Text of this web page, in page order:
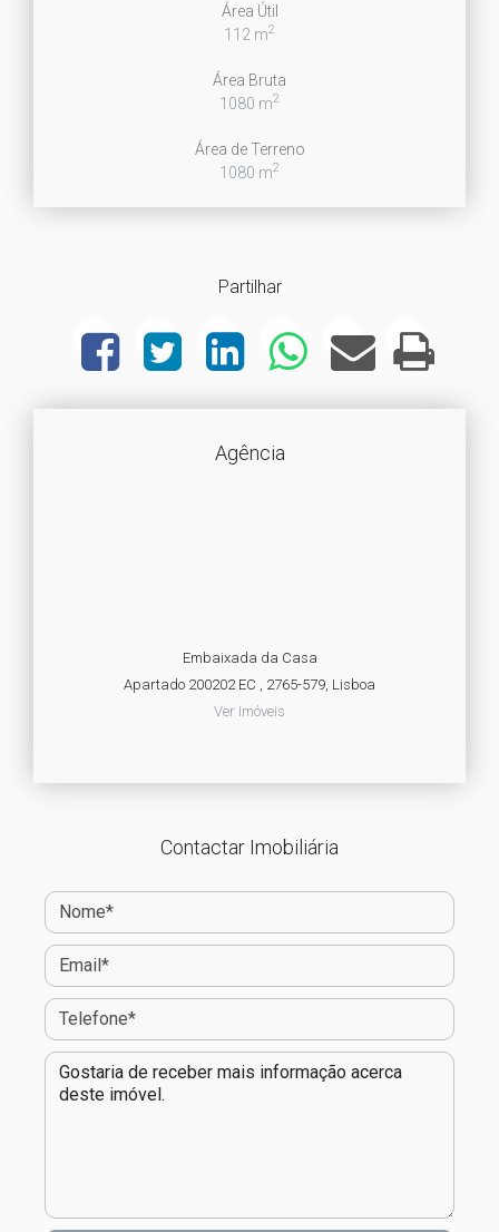
Área Útil
112 m2
Área Bruta
1080 m2
Área de Terreno
1080 m2
Partilhar
Agência
Embaixada da Casa
Apartado 200202 EC , 2765-579, Lisboa
Ver Imóveis
Contactar Imobiliária